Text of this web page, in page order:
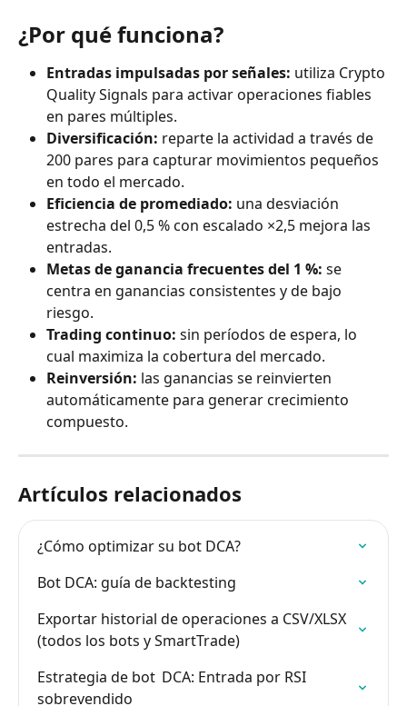
¿Por qué funciona?
Entradas impulsadas por señales: utiliza Crypto
Quality Signals para activar operaciones fiables
en pares múltiples.
Diversificación: reparte la actividad a través de
200 pares para capturar movimientos pequeños
en todo el mercado.
Eficiencia de promediado: una desviación
estrecha del 0,5 % con escalado ×2,5 mejora las
entradas.
Metas de ganancia frecuentes del 1 %: se
centra en ganancias consistentes y de bajo
riesgo.
Trading continuo: sin períodos de espera, lo
cual maximiza la cobertura del mercado.
Reinversión: las ganancias se reinvierten
automáticamente para generar crecimiento
compuesto.
Artículos relacionados
¿Cómo optimizar su bot DCA?
Bot DCA: guía de backtesting
Exportar historial de operaciones a CSV/XLSX
(todos los bots y SmartTrade)
Estrategia de bot  DCA: Entrada por RSI
sobrevendido